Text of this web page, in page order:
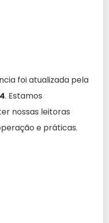
foi atualizada pela
. Estamos
nossas leitoras
e práticas.